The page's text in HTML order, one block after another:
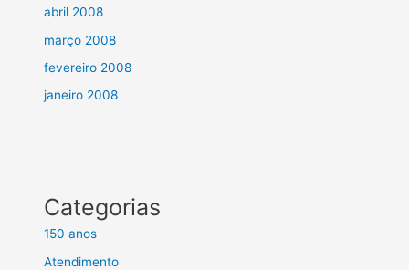
abril 2008
março 2008
fevereiro 2008
janeiro 2008
Categorias
150 anos
Atendimento